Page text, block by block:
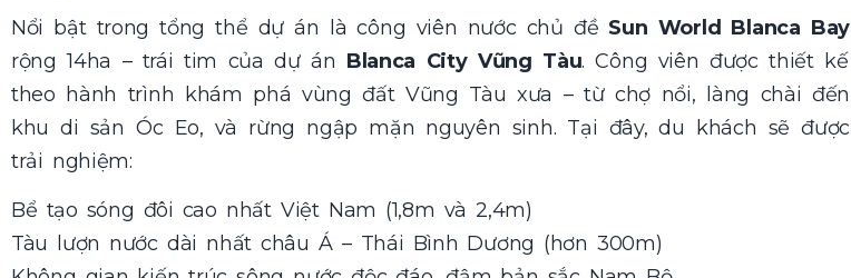
Nổi bật trong tổng thể dự án là công viên nước chủ đề Sun World Blanca Bay
rộng 14ha – trái tim của dự án Blanca City Vũng Tàu. Công viên được thiết kế
theo hành trình khám phá vùng đất Vũng Tàu xưa – từ chợ nổi, làng chài đến
khu di sản Óc Eo, và rừng ngập mặn nguyên sinh. Tại đây, du khách sẽ được
trải nghiệm:
Bể tạo sóng đôi cao nhất Việt Nam (1,8m và 2,4m)
Tàu lượn nước dài nhất châu Á – Thái Bình Dương (hơn 300m)